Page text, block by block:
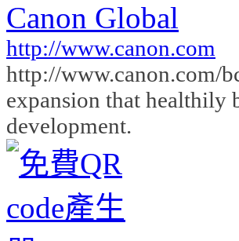
Canon Global
http://www.canon.com
http://www.canon.com/
expansion that healthily
development.